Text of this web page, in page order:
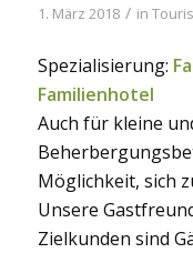
1. März 2018 / in
Spezialisierung:
Familienhotel
Auch für kleine
Möglichkeit, sich
Unsere
Zielkunden sind